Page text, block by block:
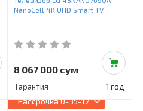
NanoCell 4K UHD Smart TV
8 067 000 сум
Гарантия 1 год
Рассрочка0-35-12